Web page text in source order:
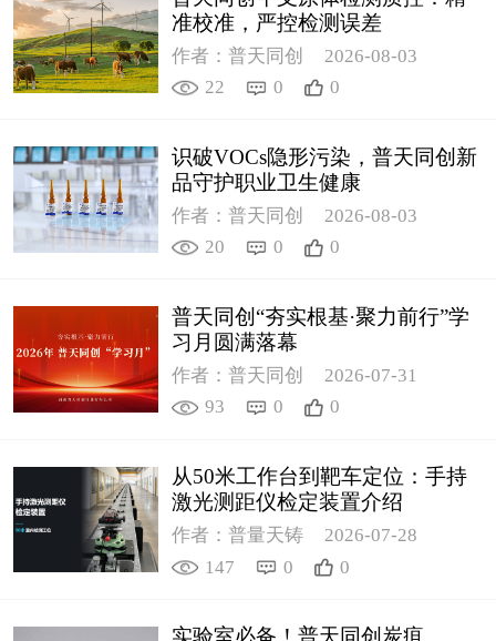
准校准，严控检测误差
作者：普天同创
2026-08-03
22
0 0
识破VOCs隐形污染，普天同创新
品守护职业卫生健康
作者：普天同创
2026-08-03
20
0 0
普天同创“夯实根基·聚力前行”学
习月圆满落幕
作者：普天同创
2026-07-31
93
0 0
从50米工作台到靶车定位：手持
激光测距仪检定装置介绍
作者：普量天铸
2026-07-28
147
0 0